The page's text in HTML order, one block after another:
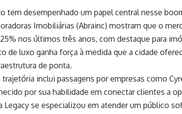
tem desempenhado um papel central nesse
Imobiliárias (Abrainc) mostram que o
nos últimos três anos, com destaque para
de luxo ganha força à medida que a cidade
de ponta.
inclui passagens por empresas como
por sua habilidade em conectar clientes a
Legacy se especializou em atender um público